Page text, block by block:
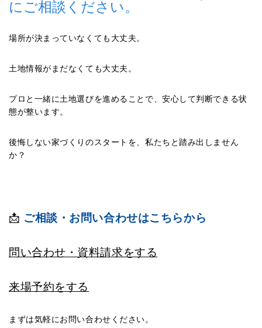
にご相談ください。
場所が決まっていなくても大丈夫。
土地情報がまだなくても大丈夫。
プロと一緒に土地選びを進めることで、安心して判断できる状
態が整います。
後悔しない家づくりのスタートを、私たちと踏み出しません
か？
📩 ご相談・お問い合わせはこちらから
問い合わせ・資料請求をする
来場予約をする
まずは気軽にお問い合わせください。